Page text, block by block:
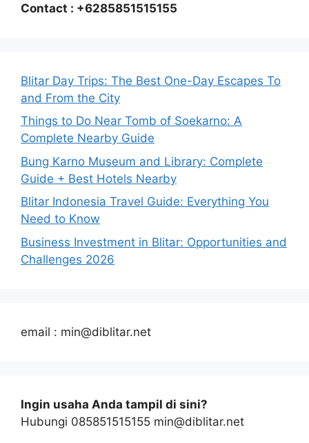
Contact : +6285851515155
Blitar Day Trips: The Best One-Day Escapes To
and From the City
Things to Do Near Tomb of Soekarno: A
Complete Nearby Guide
Bung Karno Museum and Library: Complete
Guide + Best Hotels Nearby
Blitar Indonesia Travel Guide: Everything You
Need to Know
Business Investment in Blitar: Opportunities and
Challenges 2026
email : min@diblitar.net
Ingin usaha Anda tampil di sini?
Hubungi 085851515155 min@diblitar.net